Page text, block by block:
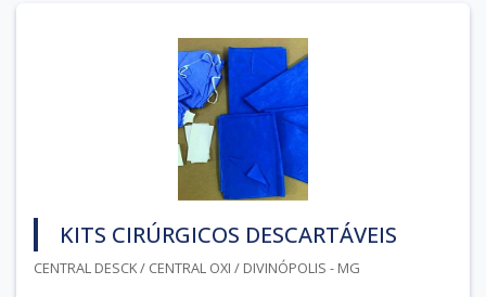
KITS CIRÚRGICOS DESCARTÁVEIS
CENTRAL DESCK / CENTRAL OXI / DIVINÓPOLIS - MG